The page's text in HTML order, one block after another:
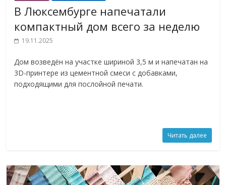
В Люксембурге напечатали
компактный дом всего за неделю
19.11.2025
Дом возведён на участке шириной 3,5 м и напечатан на
3D-принтере из цементной смеси с добавками,
подходящими для послойной печати.
Читать далее